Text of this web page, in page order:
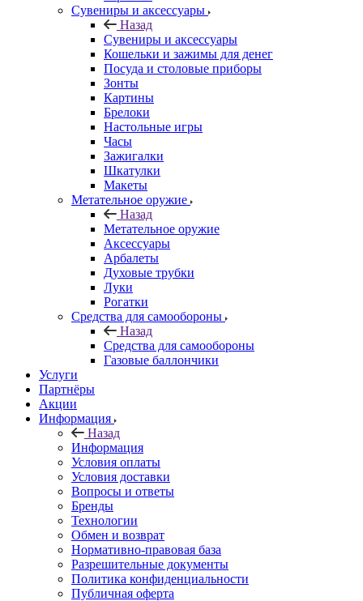
Сувениры и аксессуары
Назад
Сувениры и аксессуары
Кошельки и зажимы для денег
Посуда и столовые приборы
Зонты
Картины
Брелоки
Настольные игры
Часы
Зажигалки
Шкатулки
Макеты
Метательное оружие
Назад
Метательное оружие
Аксессуары
Арбалеты
Духовые трубки
Луки
Рогатки
Средства для самообороны
Назад
Средства для самообороны
Газовые баллончики
Услуги
Партнёры
Акции
Информация
Назад
Информация
Условия оплаты
Условия доставки
Вопросы и ответы
Бренды
Технологии
Обмен и возврат
Нормативно-правовая база
Разрешительные документы
Политика конфиденциальности
Публичная оферта